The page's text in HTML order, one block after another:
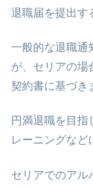
退職届を提出す
一般的な退職通
が、セリアの場
契約書に基づき
円満退職を目指
レーニングなど
セリアでのアル